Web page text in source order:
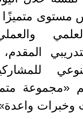
مستوى متميزًا
«مجموعة
وخبرات